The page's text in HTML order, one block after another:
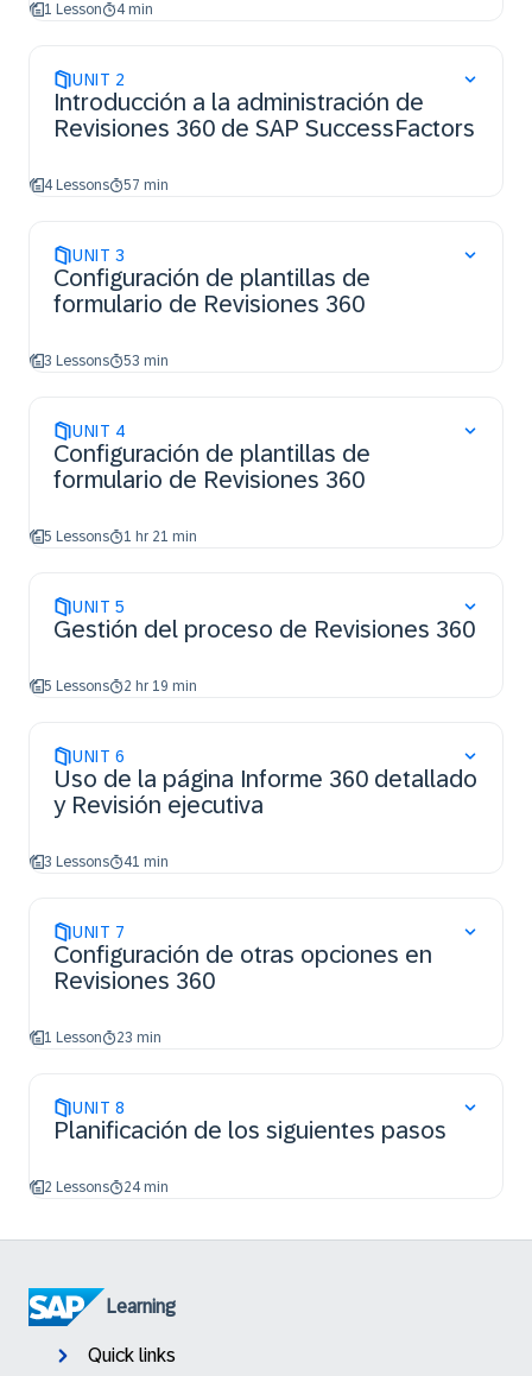
1 Lesson 4 min
UNIT 2
Introducción a la administración de
Revisiones 360 de SAP SuccessFactors
4 Lessons 57 min
UNIT 3
Configuración de plantillas de
formulario de Revisiones 360
3 Lessons 53 min
UNIT 4
Configuración de plantillas de
formulario de Revisiones 360
5 Lessons 1 hr 21 min
UNIT 5
Gestión del proceso de Revisiones 360
5 Lessons 2 hr 19 min
UNIT 6
Uso de la página Informe 360 detallado
y Revisión ejecutiva
3 Lessons 41 min
UNIT 7
Configuración de otras opciones en
Revisiones 360
1 Lesson 23 min
UNIT 8
Planificación de los siguientes pasos
2 Lessons 24 min
Learning
Quick links